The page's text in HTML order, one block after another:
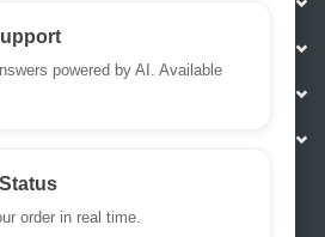
powered by AI. Available
order in real time.